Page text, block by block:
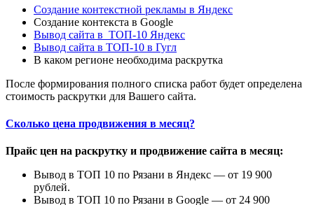
Создание контекстной рекламы в Яндекс
Создание контекста в Google
Вывод сайта в ТОП-10 Яндекс
Вывод сайта в ТОП-10 в Гугл
В каком регионе необходима раскрутка
После формирования полного списка работ будет определена
стоимость раскрутки для Вашего сайта.
Сколько цена продвижения в месяц?
Прайс цен на раскрутку и продвижение сайта в месяц:
Вывод в ТОП 10 по Рязани в Яндекс — от 19 900
рублей.
Вывод в ТОП 10 по Рязани в Google — от 24 900